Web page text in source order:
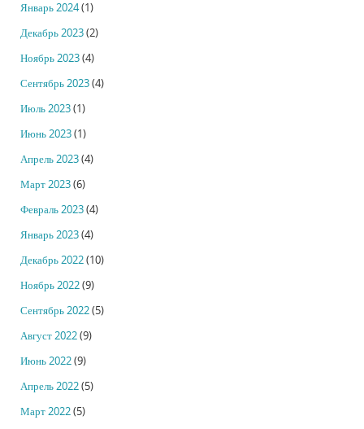
Январь 2024(1)
Декабрь 2023(2)
Ноябрь 2023(4)
Сентябрь 2023(4)
Июль 2023(1)
Июнь 2023(1)
Апрель 2023(4)
Март 2023(6)
Февраль 2023(4)
Январь 2023(4)
Декабрь 2022(10)
Ноябрь 2022(9)
Сентябрь 2022(5)
Август 2022(9)
Июнь 2022(9)
Апрель 2022(5)
Март 2022(5)